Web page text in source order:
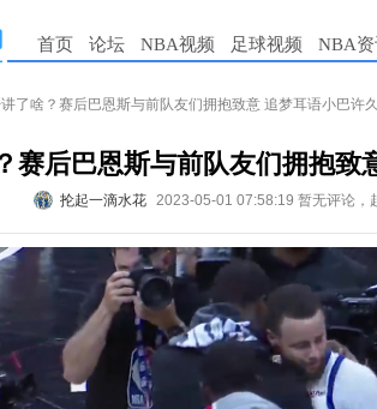
首页 论坛 NBA视频 足球视频 NBA
了啥？赛后巴恩斯与前队友们拥抱致意 追梦耳语小巴许
赛后巴恩斯与前队友们拥抱致
抡起一滴水花 2023-05-01 07:58:19 暂无评论，